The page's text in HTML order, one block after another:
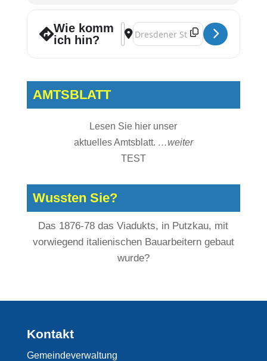
Wie komm
ich hin?
Address - Tapaslunch [h8eD1GdW7]
Destination Address - Tapaslunch
AMTSBLATT
Lesen Sie hier unser
aktuelles Amtsblatt. …weiter
TEST
Wussten Sie?
Das 1876-78 das Viadukts, in Putzkau, mit
vorwiegend italienischen Bauarbeitern gebaut
wurde?
Kontakt
Gemeindeverwaltung